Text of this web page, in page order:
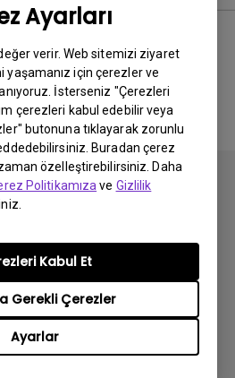
Ayarları
verir. Web sitemizi ziyaret
yaşamanız için çerezler ve
İsterseniz "Çerezleri
çerezleri kabul edebilir veya
butonuna tıklayarak zorunlu
Buradan çerez
özelleştirebilirsiniz. Daha
Politikamıza ve Gizlilik
Ayarlar
Gerekli Çerezler
Kabul Et
bulunmuyor